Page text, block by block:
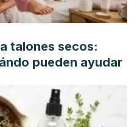
talones secos:
pueden ayudar